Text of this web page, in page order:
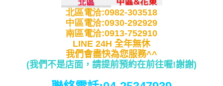
北區電洽:0982-303518
中區電洽:0930-292929
南區電洽:0913-752910
LINE 24H 全年無休
我們會盡快為您服務^^
(我們不是店面，請提前預約在前往喔!謝謝)